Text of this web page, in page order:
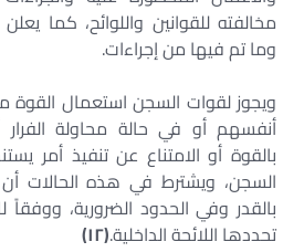
مخالفته للقوانين واللوائح، كما
وما تم فيها من إجراءات.
ويجوز لقوات السجن استعمال
أنفسهم أو في حالة محاولة
بالقوة أو الامتناع عن تنفيذ أمر
السجن، ويشترط في هذه الحالات
بالقدر وفي الحدود الضرورية، ووفقاً
تحددها اللائحة الداخلية.(١٢)